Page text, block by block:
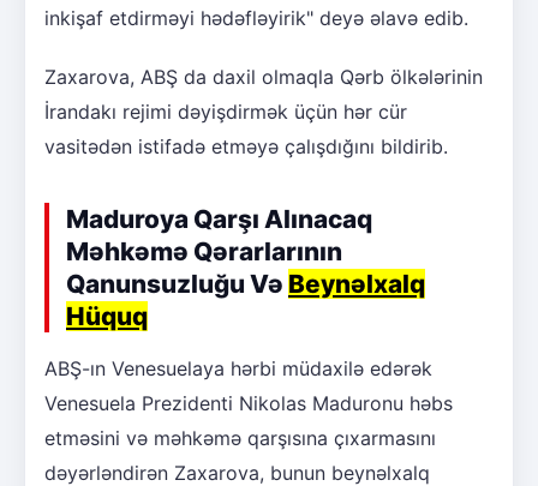
inkişaf etdirməyi hədəfləyirik" deyə əlavə edib.
Zaxarova, ABŞ da daxil olmaqla Qərb ölkələrinin
İrandakı rejimi dəyişdirmək üçün hər cür
vasitədən istifadə etməyə çalışdığını bildirib.
Maduroya Qarşı Alınacaq
Məhkəmə Qərarlarının
Qanunsuzluğu Və Beynəlxalq
Hüquq
ABŞ-ın Venesuelaya hərbi müdaxilə edərək
Venesuela Prezidenti Nikolas Maduronu həbs
etməsini və məhkəmə qarşısına çıxarmasını
dəyərləndirən Zaxarova, bunun beynəlxalq